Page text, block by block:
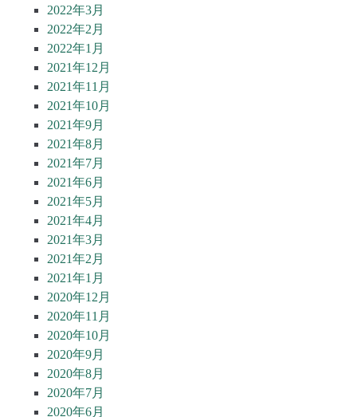
2022年3月
2022年2月
2022年1月
2021年12月
2021年11月
2021年10月
2021年9月
2021年8月
2021年7月
2021年6月
2021年5月
2021年4月
2021年3月
2021年2月
2021年1月
2020年12月
2020年11月
2020年10月
2020年9月
2020年8月
2020年7月
2020年6月